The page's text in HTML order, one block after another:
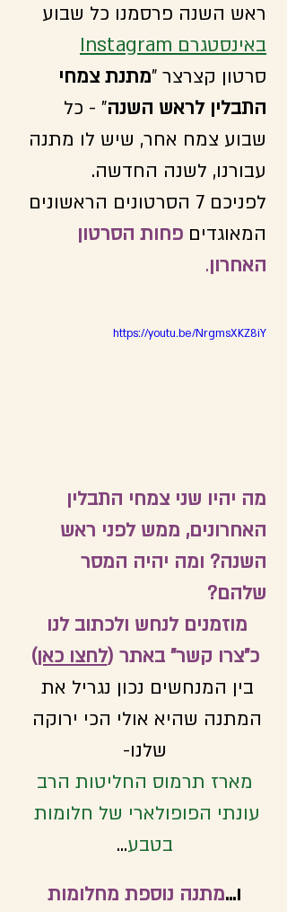
ראש השנה פרסמנו כל שבוע
באינסטגרם Instagram
סרטון קצרצר "מתנת צמחי
התבלין לראש השנה" - כל
שבוע צמח אחר, שיש לו מתנה
עבורנו, לשנה החדשה.
לפניכם 7 הסרטונים הראשונים
המאוגדים פחות הסרטון
האחרון.
https://youtu.be/NrgmsXKZ8iY
מה יהיו שני צמחי התבלין
האחרונים, ממש לפני ראש
השנה? ומה יהיה המסר
שלהם?
מוזמנים לנחש ולכתוב לנו
כ"צרו קשר" באתר (לחצו כאן)
בין המנחשים נכון נגריל את
המתנה שהיא אולי הכי ירוקה
שלנו-
מארז תרמוס החליטות הרב
עונתי הפופולארי של חלומות
בטבע...
מתנה נוספת מחלומות